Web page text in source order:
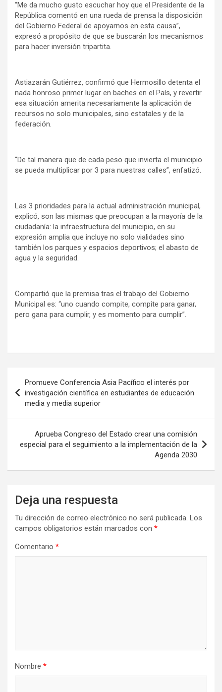
“Me da mucho gusto escuchar hoy que el Presidente de la
República comentó en una rueda de prensa la disposición
del Gobierno Federal de apoyarnos en esta causa”,
expresó a propósito de que se buscarán los mecanismos
para hacer inversión tripartita.
Astiazarán Gutiérrez, confirmó que Hermosillo detenta el
nada honroso primer lugar en baches en el País, y revertir
esa situación amerita necesariamente la aplicación de
recursos no solo municipales, sino estatales y de la
federación.
“De tal manera que de cada peso que invierta el municipio
se pueda multiplicar por 3 para nuestras calles”, enfatizó.
Las 3 prioridades para la actual administración municipal,
explicó, son las mismas que preocupan a la mayoría de la
ciudadanía: la infraestructura del municipio, en su
expresión amplia que incluye no solo vialidades sino
también los parques y espacios deportivos; el abasto de
agua y la seguridad.
Compartió que la premisa tras el trabajo del Gobierno
Municipal es: “uno cuando compite, compite para ganar,
pero gana para cumplir, y es momento para cumplir”.
de
entradas
Promueve Conferencia Asia Pacífico el interés por
investigación científica en estudiantes de educación
media y media superior
Aprueba Congreso del Estado crear una comisión
especial para el seguimiento a la implementación de la
Agenda 2030
Deja una respuesta
Tu dirección de correo electrónico no será publicada. Los
campos obligatorios están marcados con *
Comentario *
Nombre *